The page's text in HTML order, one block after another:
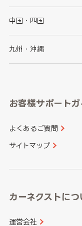
千葉県
石川県
山梨県
愛知県
大阪府
京都府
和歌山県
中国・四国
鳥取県
山口県
香川県
九州・沖縄
長崎県
大分県
お客様サポートガ
よくあるご質問
サイトマップ
カーネクストにつ
運営会社